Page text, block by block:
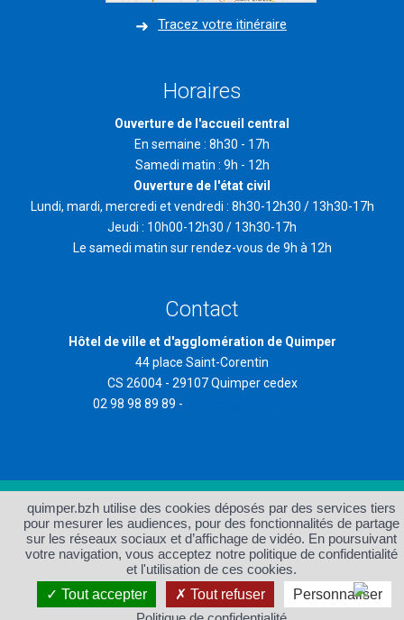
Tracez votre itinéraire
Horaires
Ouverture de l'accueil central
En semaine : 8h30 - 17h
Samedi matin : 9h - 12h
Ouverture de l'état civil
Lundi, mardi, mercredi et vendredi : 8h30-12h30 / 13h30-17h
Jeudi : 10h00-12h30 / 13h30-17h
Le samedi matin sur rendez-vous de 9h à 12h
Contact
Hôtel de ville et d'agglomération de Quimper
44 place Saint-Corentin
CS 26004 - 29107 Quimper cedex
02 98 98 89 89 -
Accueil
Plan du site
Protection des données et
gestion des cookies
Accessibilité : non conforme
Mentions légales et crédits
Contact
quimper.bzh utilise des cookies déposés par des services tiers
pour mesurer les audiences, pour des fonctionnalités de partage
sur les réseaux sociaux et d’affichage de vidéo. En poursuivant
votre navigation, vous acceptez notre politique de confidentialité
et l'utilisation de ces cookies.
Tout accepter
Tout refuser
Personnaliser